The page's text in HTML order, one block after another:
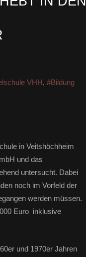
VHH, #Bildung
in Veitshöchheim
und das
untersucht. Dabei
noch im Vorfeld der
werden müssen.
Euro inklusive
und 1970er Jahren